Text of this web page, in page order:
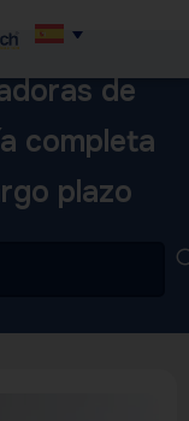
de
completa
plazo